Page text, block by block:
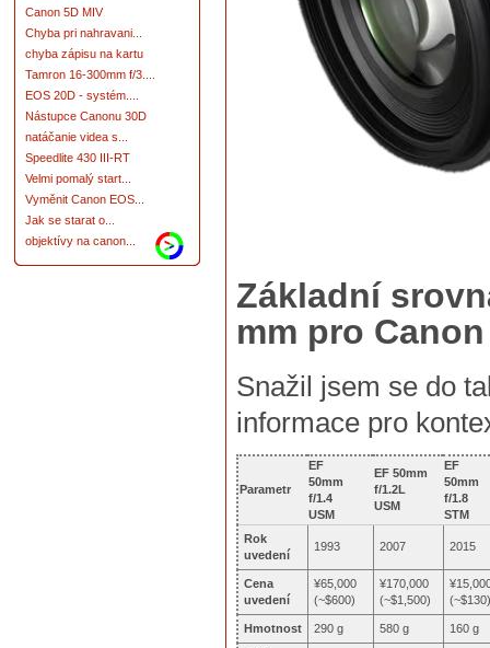
Canon 5D MIV
Chyba pri nahravani...
chyba zápisu na kartu
Tamron 16-300mm f/3....
EOS 20D - systém....
Nástupce Canonu 30D
natáčanie videa s...
Speedlite 430 III-RT
Velmi pomalý start...
Vyměnit Canon EOS...
Jak se starat o...
objektívy na canon...
Základní
mm pro
Snažil jsem se do
informace pro
Parametr
EF
50mm
f/1.4
USM
EF 50mm
f/1.2L
USM
EF
50mm
f/1.8
STM
Rok
uvedení
1993 2007 2015
Cena
uvedení
¥65,000
(~$600)
¥170,000
(~$1,500)
(~$130)
Hmotnost 290 g 580 g 160 g